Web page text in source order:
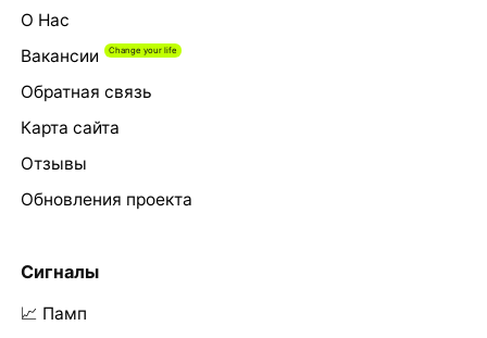
О Нас
Вакансии
Обратная связь
Карта сайта
Отзывы
Обновления проекта
Сигналы
📈 Памп